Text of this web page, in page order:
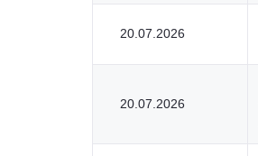
20.07.2026
20.07.2026